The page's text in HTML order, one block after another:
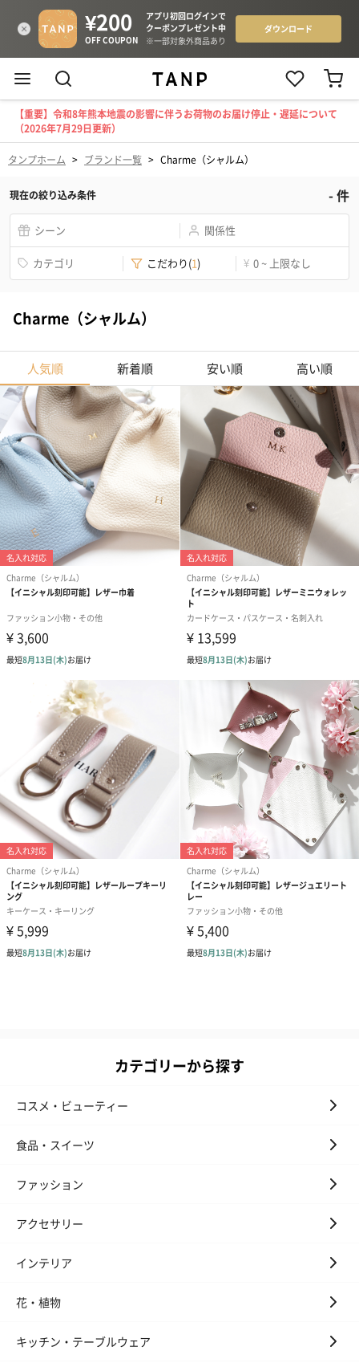
【重要】令和8年熊本地震の影響に伴うお荷物のお届け停止・遅延について
（2026年7月29日更新）
タンプホーム > ブランド一覧 > Charme（シャルム）
現在の絞り込み条件 -件
シーン 関係性
カテゴリ こだわり(1) ¥ 0 ~ 上限なし
Charme（シャルム）
人気順 新着順 安い順 高い順
カテゴリーから探す
コスメ・ビューティー
食品・スイーツ
ファッション
アクセサリー
インテリア
花・植物
キッチン・テーブルウェア